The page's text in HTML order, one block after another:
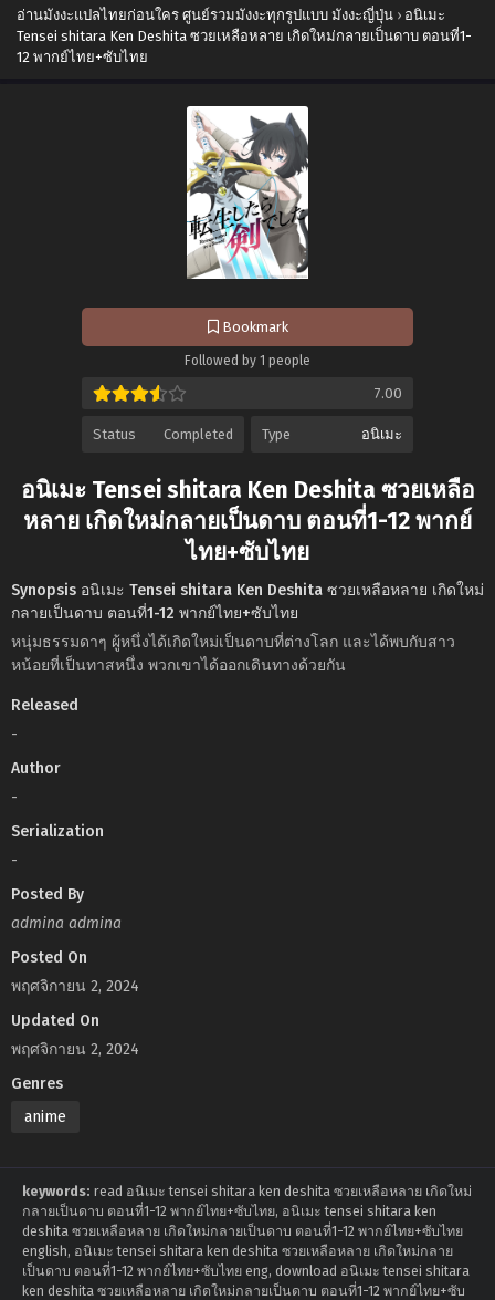
อ่านมังงะแปลไทยก่อนใคร ศูนย์รวมมังงะทุกรูปแบบ มังงะญี่ปุ่น › อนิเมะ
Tensei shitara Ken Deshita ซวยเหลือหลาย เกิดใหม่กลายเป็นดาบ ตอนที่1-
12 พากย์ไทย+ซับไทย
Bookmark
Followed by 1 people
7.00
Status Completed Type อนิเมะ
อนิเมะ Tensei shitara Ken Deshita ซวยเหลือ
หลาย เกิดใหม่กลายเป็นดาบ ตอนที่1-12 พากย์
ไทย+ซับไทย
Synopsis อนิเมะ Tensei shitara Ken Deshita ซวยเหลือหลาย เกิดใหม่
กลายเป็นดาบ ตอนที่1-12 พากย์ไทย+ซับไทย
หนุ่มธรรมดาๆ ผู้หนึ่งได้เกิดใหม่เป็นดาบที่ต่างโลก และได้พบกับสาว
หน้อยที่เป็นทาสหนึ่ง พวกเขาได้ออกเดินทางด้วยกัน
Released
-
Author
-
Serialization
-
Posted By
admina admina
Posted On
พฤศจิกายน 2, 2024
Updated On
พฤศจิกายน 2, 2024
Genres
anime
keywords: read อนิเมะ tensei shitara ken deshita ซวยเหลือหลาย เกิดใหม่
กลายเป็นดาบ ตอนที่1-12 พากย์ไทย+ซับไทย, อนิเมะ tensei shitara ken
deshita ซวยเหลือหลาย เกิดใหม่กลายเป็นดาบ ตอนที่1-12 พากย์ไทย+ซับไทย
english, อนิเมะ tensei shitara ken deshita ซวยเหลือหลาย เกิดใหม่กลาย
เป็นดาบ ตอนที่1-12 พากย์ไทย+ซับไทย eng, download อนิเมะ tensei shitara
ken deshita ซวยเหลือหลาย เกิดใหม่กลายเป็นดาบ ตอนที่1-12 พากย์ไทย+ซับ